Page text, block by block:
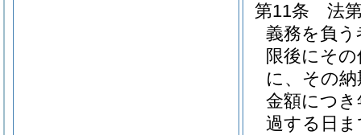
第11条
法
義務を負う
限後にそ
に、その
金額につ
過する日